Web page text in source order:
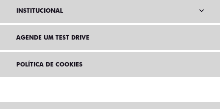
INSTITUCIONAL
AGENDE UM TEST DRIVE
POLÍTICA DE COOKIES